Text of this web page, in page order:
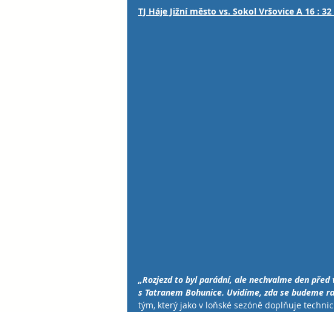
TJ Háje Jižní město vs. Sokol Vršovice A 16 : 32
„Rozjezd to byl parádní, ale nechvalme den
s Tatranem Bohunice. Uvidíme, zda se budeme
tým, který jako v loňské sezóně doplňuje